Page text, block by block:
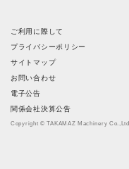
ご利用に際して
プライバシーポリシー
サイトマップ
お問い合わせ
電子公告
関係会社決算公告
Copyright © TAKAMAZ Machinery Co.,Ltd